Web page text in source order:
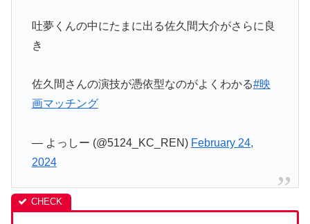
吐夢くんの中にたまに出る佐久間大介がさらに良
き
佐久間さんの演技が憑依型なのがよくわかる#映
画マッチング
— よっしー (@5124_KC_REN) February 24,
2024